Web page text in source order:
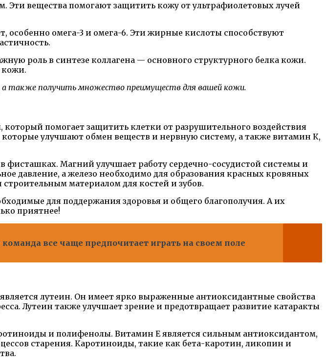
вещества помогают защитить кожу от ультрафиолетовых лучей
омега-3 и омега-6. Эти жирные кислоты способствуют
роль в синтезе коллагена — основного структурного белка кожи.
кожи.
а также получить множество преимуществ для вашей кожи.
помогает защитить клетки от разрушительного воздействия
улучшают обмен веществ и нервную систему, а также витамин К,
Магний улучшает работу сердечно-сосудистой системы и
давление, а железо необходимо для образования красных кровяных
материалом для костей и зубов.
для поддержания здоровья и общего благополучия. А их
приятнее!
все чаще предпочитает играть на своем поле
лутеин. Он имеет ярко выраженные антиоксидантные свойства
Лутеин также улучшает зрение и предотвращает развитие катаракты
и полифенолы. Витамин Е является сильным антиоксидантом,
старения. Каротиноиды, такие как бета-каротин, ликопин и